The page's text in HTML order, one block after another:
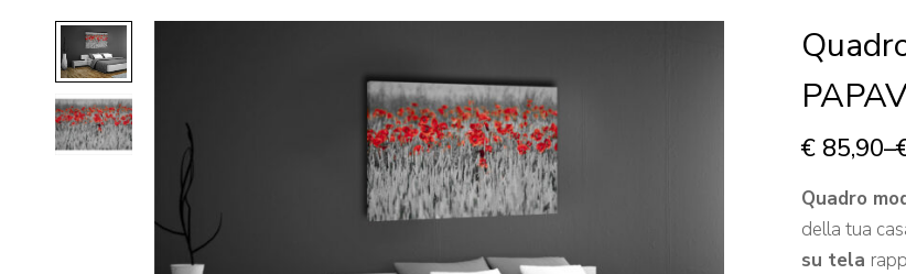
€ 85,90–
Quadro
della tua
su tela